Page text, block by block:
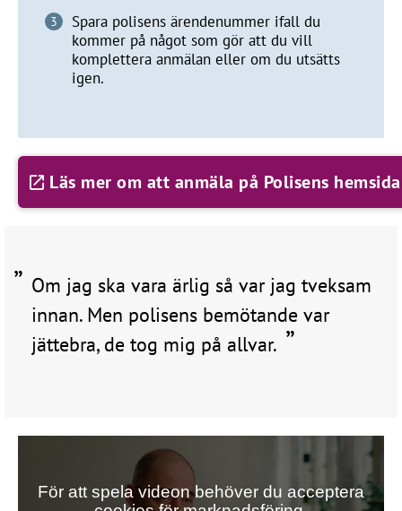
Spara polisens ärendenummer ifall du
kommer på något som gör att du vill
komplettera anmälan eller om du utsätts
igen.
Läs mer om att anmäla på Polisens hemsida
Om jag ska vara ärlig så var jag tveksam
innan. Men polisens bemötande var
jättebra, de tog mig på allvar.
För att spela videon behöver du acceptera